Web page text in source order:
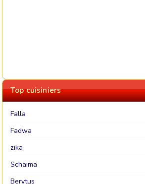
Top cuisiniers
Falla
Fadwa
zika
Schaima
Berytus